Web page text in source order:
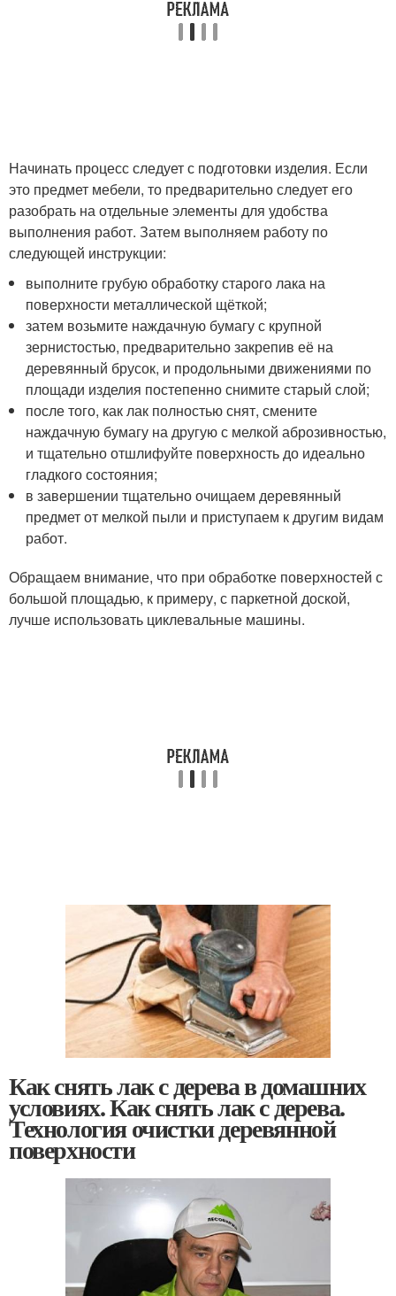
Начинать процесс следует с подготовки изделия. Если
это предмет мебели, то предварительно следует его
разобрать на отдельные элементы для удобства
выполнения работ. Затем выполняем работу по
следующей инструкции:
выполните грубую обработку старого лака на
поверхности металлической щёткой;
затем возьмите наждачную бумагу с крупной
зернистостью, предварительно закрепив её на
деревянный брусок, и продольными движениями по
площади изделия постепенно снимите старый слой;
после того, как лак полностью снят, смените
наждачную бумагу на другую с мелкой аброзивностью,
и тщательно отшлифуйте поверхность до идеально
гладкого состояния;
в завершении тщательно очищаем деревянный
предмет от мелкой пыли и приступаем к другим видам
работ.
Обращаем внимание, что при обработке поверхностей с
большой площадью, к примеру, с паркетной доской,
лучше использовать циклевальные машины.
Как снять лак с дерева в домашних
условиях. Как снять лак с дерева.
Технология очистки деревянной
поверхности